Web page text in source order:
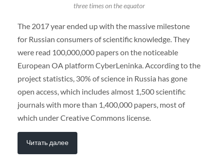
three times on the equator
The 2017 year ended up with the massive milestone
for Russian consumers of scientific knowledge. They
were read 100,000,000 papers on the noticeable
European OA platform CyberLeninka. According to the
project statistics, 30% of science in Russia has gone
open access, which includes almost 1,500 scientific
journals with more than 1,400,000 papers, most of
which under Creative Commons license.
Читать далее